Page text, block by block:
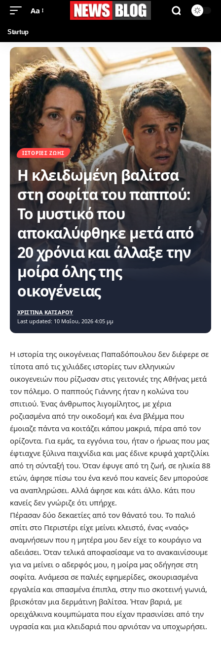
Aa
Startup
ΙΣΤΟΡΊΕΣ ΖΩΉΣ
Η κλειδωμένη βαλίτσα
στη σοφίτα του παππού:
Το μυστικό που
αποκαλύφθηκε μετά από
20 χρόνια και άλλαξε την
μοίρα όλης της
οικογένειας
Last updated: 10 Μαΐου, 2026 4:05 μμ
ΧΡΙΣΤΙΝΑ ΚΑΤΣΑΡΟΥ
Η ιστορία της οικογένειας Παπαδόπουλου δεν διέφερε σε
τίποτα από τις χιλιάδες ιστορίες των ελληνικών
οικογενειών που ρίζωσαν στις γειτονιές της Αθήνας μετά
τον πόλεμο. Ο παππούς Γιάννης ήταν η κολώνα του
σπιτιού. Ένας άνθρωπος λιγομίλητος, με χέρια
ροζιασμένα από την οικοδομή και ένα βλέμμα που
έμοιαζε πάντα να κοιτάζει κάπου μακριά, πέρα από τον
ορίζοντα. Για εμάς, τα εγγόνια του, ήταν ο ήρωας που μας
έφτιαχνε ξύλινα παιχνίδια και μας έδινε κρυφά χαρτζιλίκι
από τη σύνταξή του. Όταν έφυγε από τη ζωή, σε ηλικία 88
ετών, άφησε πίσω του ένα κενό που κανείς δεν μπορούσε
να αναπληρώσει. Αλλά άφησε και κάτι άλλο. Κάτι που
κανείς δεν γνώριζε ότι υπήρχε.
Πέρασαν δύο δεκαετίες από τον θάνατό του. Το παλιό
σπίτι στο Περιστέρι είχε μείνει κλειστό, ένας «ναός»
αναμνήσεων που η μητέρα μου δεν είχε το κουράγιο να
αδειάσει. Όταν τελικά αποφασίσαμε να το ανακαινίσουμε
για να μείνει ο αδερφός μου, η μοίρα μας οδήγησε στη
σοφίτα. Ανάμεσα σε παλιές εφημερίδες, σκουριασμένα
εργαλεία και σπασμένα έπιπλα, στην πιο σκοτεινή γωνιά,
βρισκόταν μια δερμάτινη βαλίτσα. Ήταν βαριά, με
ορειχάλκινα κουμπώματα που είχαν πρασινίσει από την
υγρασία και μια κλειδαριά που αρνιόταν να υποχωρήσει.